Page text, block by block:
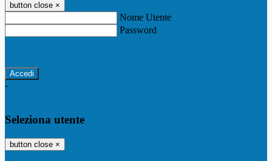
button close ×
Nome Utente
Password
-
Seleziona utente
button close ×